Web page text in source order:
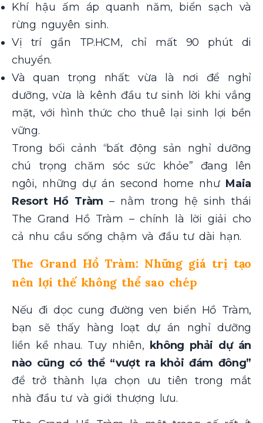
Khí hậu ấm áp quanh năm, biển sạch và
rừng nguyên sinh.
Vị trí gần TP.HCM, chỉ mất 90 phút di
chuyển.
Và quan trọng nhất: vừa là nơi để nghỉ
dưỡng, vừa là kênh đầu tư sinh lời khi vắng
mặt, với hình thức cho thuê lại sinh lợi bền
vững.
Trong bối cảnh “bất động sản nghỉ dưỡng
chú trọng chăm sóc sức khỏe” đang lên
ngôi, những dự án second home như Maia
Resort Hồ Tràm – nằm trong hệ sinh thái
The Grand Hồ Tràm – chính là lời giải cho
cả nhu cầu sống chậm và đầu tư dài hạn.
The Grand Hồ Tràm: Những giá trị tạo
nên lợi thế không thể sao chép
Nếu đi dọc cung đường ven biển Hồ Tràm,
bạn sẽ thấy hàng loạt dự án nghỉ dưỡng
liền kề nhau. Tuy nhiên, không phải dự án
nào cũng có thể “vượt ra khỏi đám đông”
để trở thành lựa chọn ưu tiên trong mắt
nhà đầu tư và giới thượng lưu.